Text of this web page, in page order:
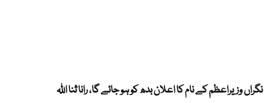
نگراں وزیراعظم کے نام کا اعلان بدھ کو ہو جائے گا، رانا ثنا اللہ